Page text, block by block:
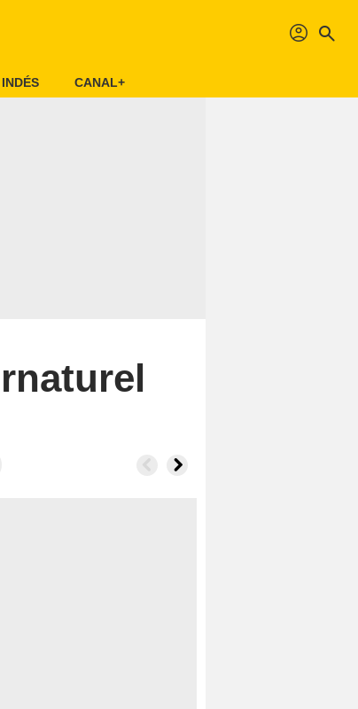
profil search
CANAL+